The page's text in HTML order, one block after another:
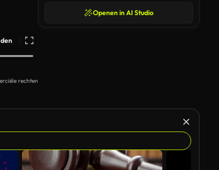
rechten
Openen in AI Studio